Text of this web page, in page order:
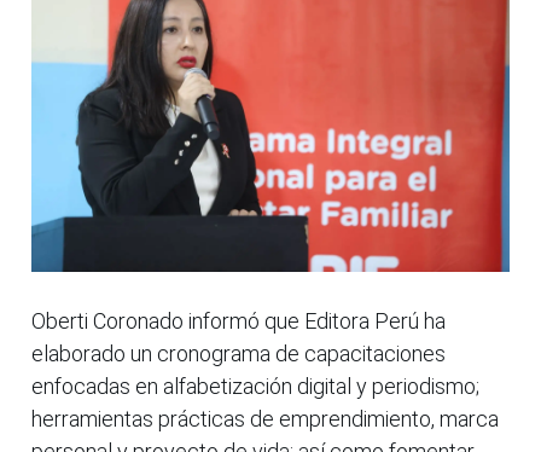
Oberti Coronado informó que Editora Perú ha
elaborado un cronograma de capacitaciones
enfocadas en alfabetización digital y periodismo;
herramientas prácticas de emprendimiento, marca